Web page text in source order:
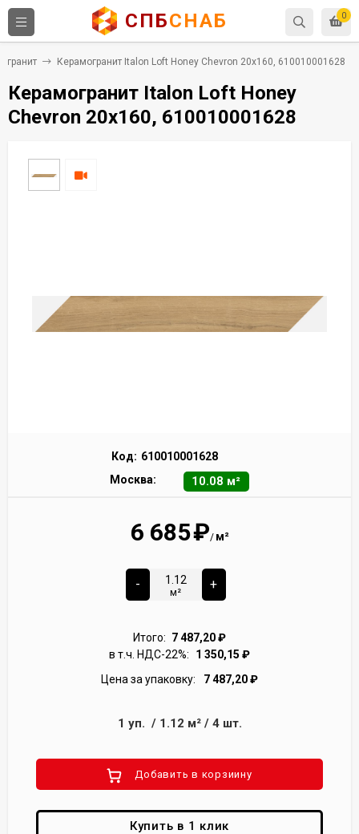
0
СПБСНАБ
Керамогранит Italon Loft Honey Chevron 20x160, 610010001628
Керамогранит Italon Loft Honey
Chevron 20x160, 610010001628
Код: 610010001628
Москва:
10.08 м²
6 685₽/ м²
-
м²
+
Итого: 7 487,20₽
в т.ч. НДС-22%:
1 350,15 ₽
Цена за упаковку:
7 487,20₽
1 уп. / 1.12 м²/ 4 шт.
Добавить в корзиину
Купить в 1 клик